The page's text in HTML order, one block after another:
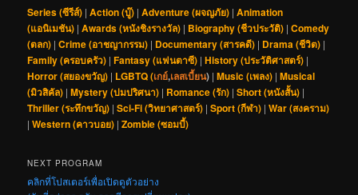
Series (ซีรีส์) |Action (บู๊) |Adventure (ผจญภัย) |Animation
(แอนิเมชัน) |Awards (หนังชิงรางวัล) | Biography (ชีวประวัติ) |Comedy
(ตลก) |Crime (อาชญากรรม) | Documentary (สารคดี) | Drama (ชีวิต) |
Family (ครอบครัว) |Fantasy (แฟนตาซี) |History (ประวัติศาสตร์) |
Horror (สยองขวัญ) | LGBTQ (เกย์,เลสเบี้ยน) |Music (เพลง) |Musical
(มิวสิคัล) |Mystery (ปมปริศนา) | Romance (รัก) |Short (หนังสั้น) |
Thriller (ระทึกขวัญ) |Sci-Fi (วิทยาศาสตร์) |Sport (กีฬา) |War (สงคราม)
|Western (คาวบอย) |Zombie (ซอมบี้)
NEXT PROGRAM
คลิกที่โปสเตอร์เพื่อเปิดดูตัวอย่าง